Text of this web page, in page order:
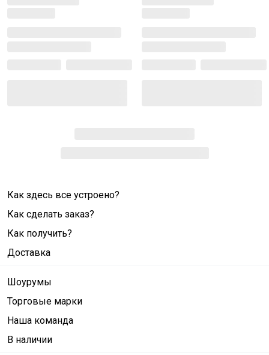
Как здесь все устроено?
Как сделать заказ?
Как получить?
Доставка
Шоурумы
Торговые марки
Наша команда
В наличии